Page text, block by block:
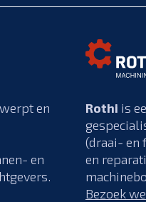
en
en
Rothi is
(draai- en
en
Bezoek